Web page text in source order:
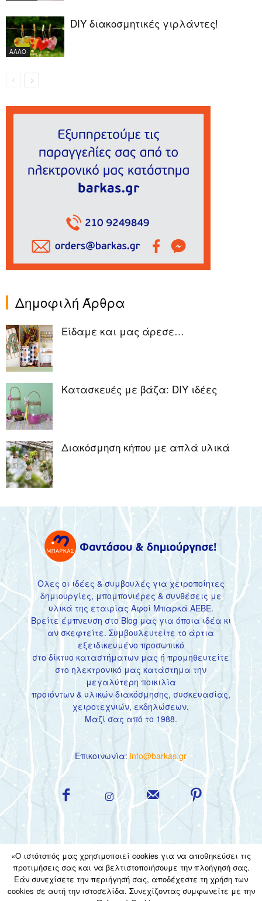
ΑΛΛΟ
DIY διακοσμητικές γιρλάντες!
Δημοφιλή Άρθρα
Είδαμε και μας άρεσε…
Κατασκευές με βάζα: DIY ιδέες
Διακόσμηση κήπου με απλά υλικά
Ολες οι ιδέες & συμβουλές για χειροποίητες
δημιουργίες, μπομπονιέρες & συνθέσεις με
υλικά της εταιρίας Αφοί Μπαρκά ΑΕΒΕ.
Βρείτε έμπνευση στο Blog μας για όποια ιδέα κι
αν σκεφτείτε. Συμβουλευτείτε το άρτια
εξειδικευμένο προσωπικό
στοδίκτυο καταστήματων μας ή προμηθευτείτε
στο ηλεκτρονικό μας κατάστημα την
μεγαλύτερη ποικιλία
προιόντων & υλικών διακόσμησης, συσκευασίας,
χειροτεχνιών, εκδηλώσεων.
Μαζί σας από το 1988.
Επικοινωνία:info@barkas.gr
ΕΠΙΚΟΙΝΩΝΙΑ Η ΕΤΑΙΡΙΑ ΟΡΟΙ ΧΡΗΣΗΣ
«Ο ιστότοπός μας χρησιμοποιεί cookies για να αποθηκεύσει τις
προτιμήσεις σας και να βελτιστοποιήσουμε την πλοήγησή σας.
Εάν συνεχίσετε την περιήγησή σας, αποδέχεστε τη χρήση των
cookies σε αυτή την ιστοσελίδα. Συνεχίζοντας συμφωνείτε με την